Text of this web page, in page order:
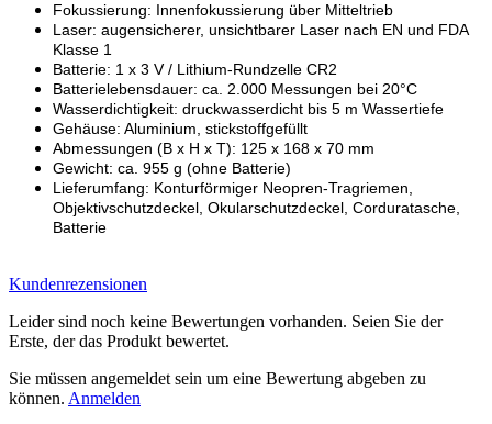
Fokussierung: Innenfokussierung über Mitteltrieb
Laser: augensicherer, unsichtbarer Laser nach EN und FDA
Klasse 1
Batterie: 1 x 3 V / Lithium-Rundzelle CR2
Batterielebensdauer: ca. 2.000 Messungen bei 20°C
Wasserdichtigkeit: druckwasserdicht bis 5 m Wassertiefe
Gehäuse: Aluminium, stickstoffgefüllt
Abmessungen (B x H x T): 125 x 168 x 70 mm
Gewicht: ca. 955 g (ohne Batterie)
Lieferumfang: Konturförmiger Neopren-Tragriemen,
Objektivschutzdeckel, Okularschutzdeckel, Corduratasche,
Batterie
Kundenrezensionen
Leider sind noch keine Bewertungen vorhanden. Seien Sie der
Erste, der das Produkt bewertet.
Sie müssen angemeldet sein um eine Bewertung abgeben zu
können. Anmelden